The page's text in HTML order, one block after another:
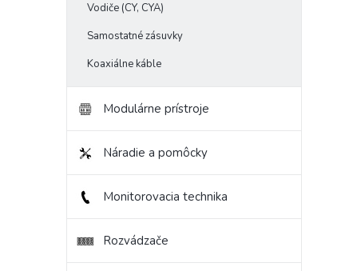
Vodiče (CY, CYA)
Samostatné zásuvky
Koaxiálne káble
Modulárne prístroje
Náradie a pomôcky
Monitorovacia technika
Rozvádzače